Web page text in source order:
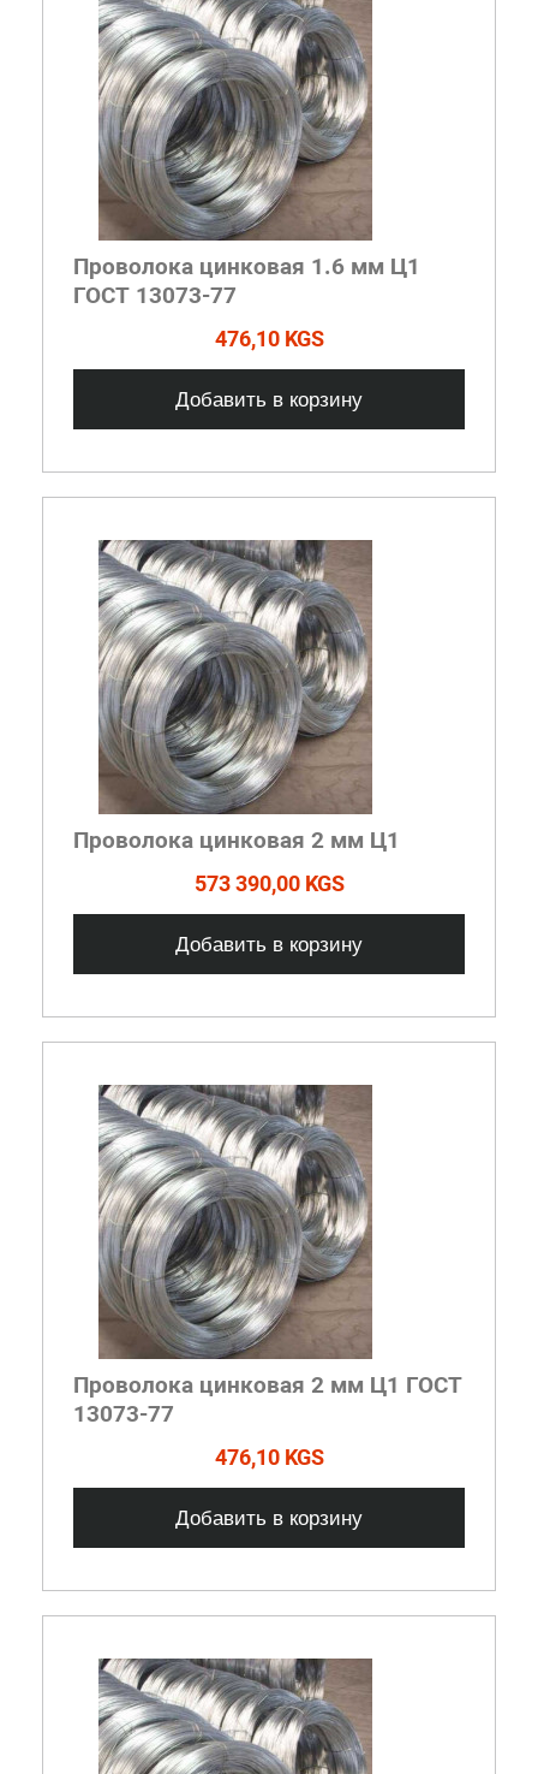
Проволока цинковая 1.6 мм Ц1
ГОСТ 13073-77
476,10 KGS
Добавить в корзину
Проволока цинковая 2 мм Ц1
573 390,00 KGS
Добавить в корзину
Проволока цинковая 2 мм Ц1 ГОСТ
13073-77
476,10 KGS
Добавить в корзину